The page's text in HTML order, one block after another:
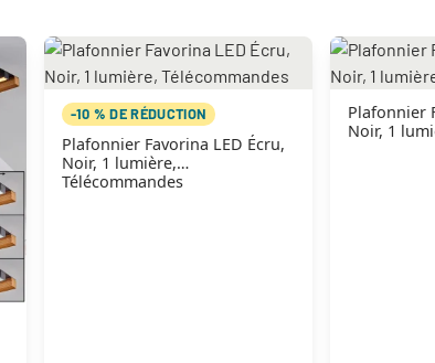
-10 % DE RÉDUCTION
Plafonnier Favorina LED Écru,
Noir, 1 lumière,
Télécommandes
Plafonnier
Noir, 1